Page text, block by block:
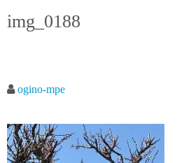
ス
プ
img_0188
ogino-mpe